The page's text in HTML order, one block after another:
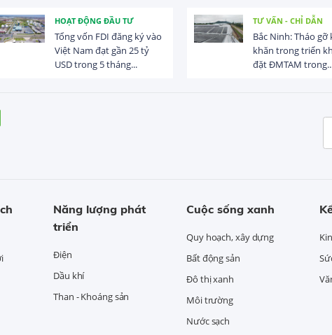
HOẠT ĐỘNG ĐẦU TƯ
Tổng vốn FDI đăng ký vào
Việt Nam đạt gần 25 tỷ
USD trong 5 tháng...
TƯ VẤN - CHỈ DẪN
Bắc Ninh: Tháo gỡ
khăn trong triển
đặt ĐMTAM
Năng lượng phát
triển
Điện
Dầu khí
Than - Khoáng sản
Cuộc sống xanh
Quy hoạch, xây dựng
Bất động sản
Đô thị xanh
Môi trường
Nước sạch